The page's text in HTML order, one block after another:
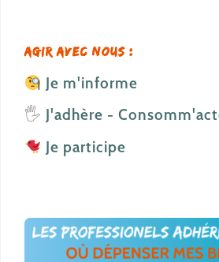
Agir avec nous :
Je m'informe
🖐️ J'adhère -
Je participe